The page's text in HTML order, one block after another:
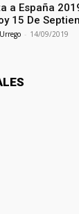
a España
15 De
- 14/09/2019